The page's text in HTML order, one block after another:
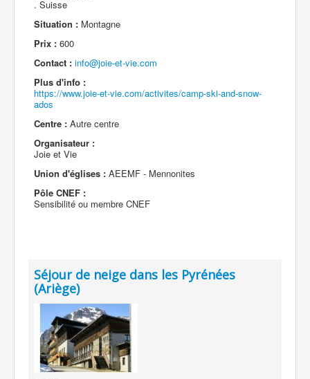
. Suisse
Situation : Montagne
Prix : 600
Contact : info@joie-et-vie.com
Plus d'info :
https://www.joie-et-vie.com/activites/camp-ski-and-snow-
ados
Centre : Autre centre
Organisateur :
Joie et Vie
Union d'églises : AEEMF - Mennonites
Pôle CNEF :
Sensibilité ou membre CNEF
Séjour de neige dans les Pyrénées
(Ariège)